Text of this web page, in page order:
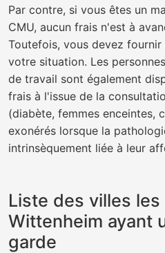
Par contre, si vous êtes un
CMU, aucun frais n'est à
Toutefois, vous devez
votre situation. Les
de travail sont également
frais à l'issue de la
(diabète, femmes enceintes,
exonérés lorsque la
intrinsèquement liée à leur
Liste des villes
Wittenheim ayant
garde